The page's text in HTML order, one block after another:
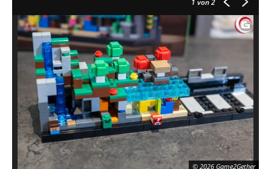
1 von 2
© 2026 Game2Gether